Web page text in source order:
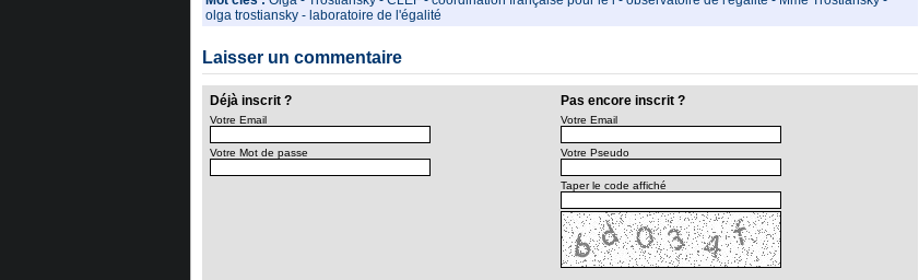
olga trostiansky- laboratoire de l'égalité
Laisser un commentaire
Déjà inscrit ? Pas encore inscrit ?
Votre Email
Votre Mot de passe
Votre Email
Votre Pseudo
Taper le code affiché